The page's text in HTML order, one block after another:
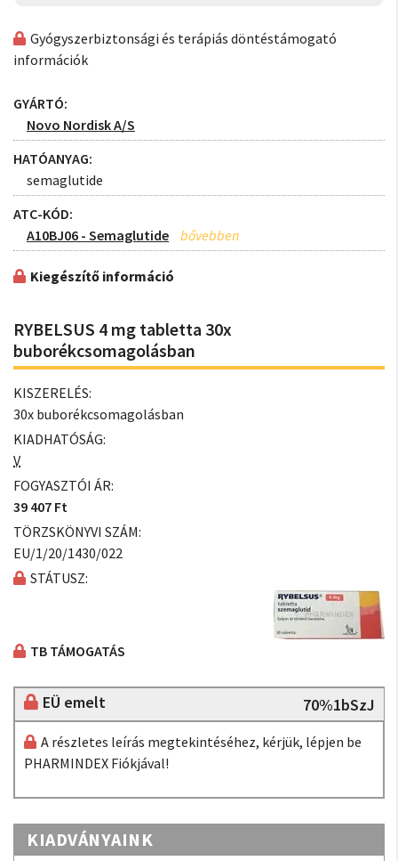
Gyógyszerbiztonsági és terápiás döntéstámogató
információk
GYÁRTÓ:
Novo Nordisk A/S
HATÓANYAG:
semaglutide
ATC-KÓD:
A10BJ06 - Semaglutide
Kiegészítő információ
RYBELSUS 4 mg tabletta 30x
buborékcsomagolásban
KISZERELÉS:
30x buborékcsomagolásban
KIADHATÓSÁG:
V
FOGYASZTÓI ÁR:
39 407 Ft
TÖRZSKÖNYVI SZÁM:
EU/1/20/1430/022
STÁTUSZ:
TB TÁMOGATÁS
EÜ emelt 70%1bSzJ
A részletes leírás megtekintéséhez, kérjük, lépjen be
PHARMINDEX Fiókjával!
KIADVÁNYAINK